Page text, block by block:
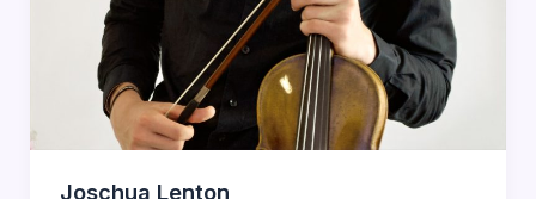
Joschua Lenton